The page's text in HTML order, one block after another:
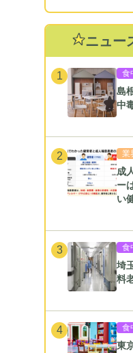
ニュー
1 食
島
中
2 業
成
ー
い
3 食
埼
料
4 食
東